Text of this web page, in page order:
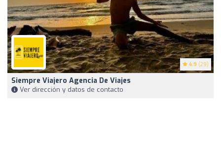
4.9 (29)
Siempre Viajero Agencia De Viajes
Ver dirección y datos de contacto